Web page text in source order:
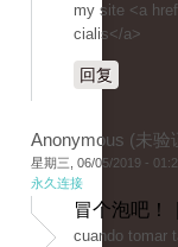
my site <a
cialis</a>
回复
Anonymous (未验
星期三, 06/05/2019 -
永久连接
冒个泡吧！
cuando tomar